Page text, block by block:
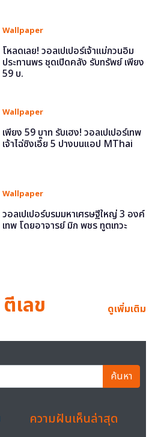
Wallpaper
โหลดเลย! วอลเปเปอร์เจ้าแม่กวนอิม
ประทานพร ชุดเปิดคลัง รับทรัพย์ เพียง
59 บ.
Wallpaper
เพียง 59 บาท รับเฮง! วอลเปเปอร์เทพ
เจ้าไฉ่ซิงเอี๊ย 5 ปางบนแอป MThai
Wallpaper
วอลเปเปอร์บรมมหาเศรษฐีใหญ่ 3 องค์
เทพ โดยอาจารย์ มิก พชร ทูตเทวะ
เลข ดูเพิ่มเติม
ค้นหา
ความฝันเห็นล่าสุด